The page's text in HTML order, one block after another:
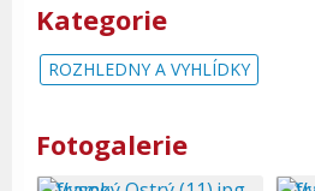
Kategorie
ROZHLEDNY A VYHLÍDKY
Fotogalerie